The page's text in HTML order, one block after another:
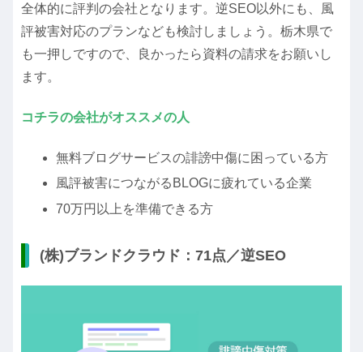
全体的に評判の会社となります。逆SEO以外にも、風
評被害対応のプランなども検討しましょう。栃木県で
も一押しですので、良かったら資料の請求をお願いし
ます。
コチラの会社がオススメの人
無料ブログサービスの誹謗中傷に困っている方
風評被害につながるBLOGに疲れている企業
70万円以上を準備できる方
(株)ブランドクラウド：71点／逆SEO